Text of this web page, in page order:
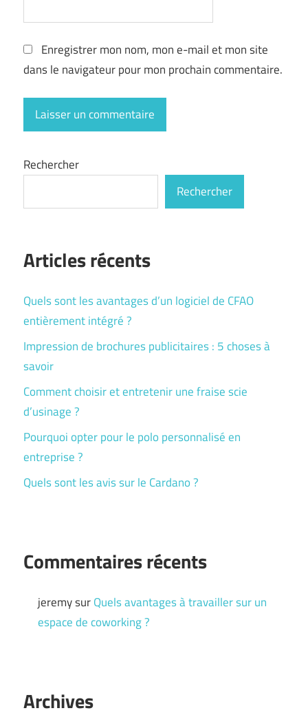
Enregistrer mon nom, mon e-mail et mon site
dans le navigateur pour mon prochain commentaire.
Rechercher
Rechercher
Articles récents
Quels sont les avantages d’un logiciel de CFAO
entièrement intégré ?
Impression de brochures publicitaires : 5 choses à
savoir
Comment choisir et entretenir une fraise scie
d’usinage ?
Pourquoi opter pour le polo personnalisé en
entreprise ?
Quels sont les avis sur le Cardano ?
Commentaires récents
jeremysurQuels avantages à travailler sur un
espace de coworking ?
Archives